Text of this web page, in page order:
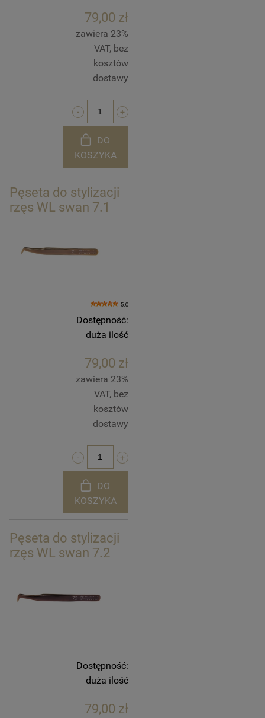
79,00 zł
zawiera 23%
VAT, bez
kosztów
dostawy
DO
KOSZYKA
Pęseta do stylizacji
rzęs WL swan 7.1
5.0
Dostępność:
duża ilość
79,00 zł
zawiera 23%
VAT, bez
kosztów
dostawy
DO
KOSZYKA
Pęseta do stylizacji
rzęs WL swan 7.2
Dostępność:
duża ilość
79,00 zł